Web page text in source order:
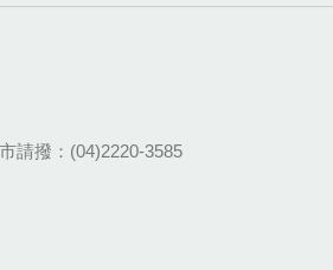
請撥：(04)2220-3585